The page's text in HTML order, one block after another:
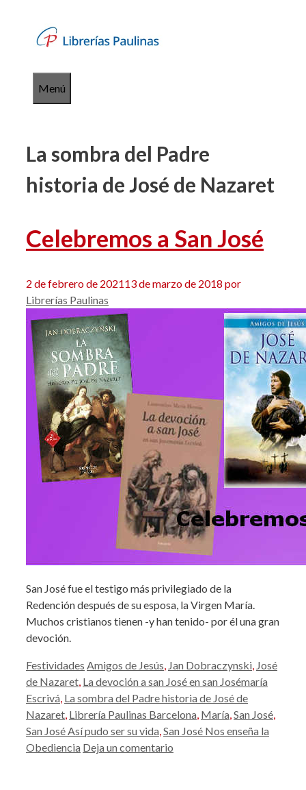
contenido
Menú
La sombra del Padre
historia de José de Nazaret
Celebremos a San José
2 de febrero de 202113 de marzo de 2018 por
Librerías Paulinas
San José fue el testigo más privilegiado de la
Redención después de su esposa, la Virgen María.
Muchos cristianos tienen -y han tenido- por él una gran
devoción.
Categorías
Festividades Etiquetas
Amigos de Jesús, Jan Dobraczynski, José
de Nazaret, La devoción a san José en san Josémaría
Escrivá, La sombra del Padre historia de José de
Nazaret, Librería Paulinas Barcelona, María,San José,
San José Así pudo ser su vida,San José Nos enseña la
Obediencia Deja un comentario